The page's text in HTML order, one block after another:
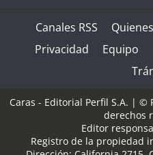
Canales RSS
Privacidad
Equipo
Caras - Editorial Perfil S.A. | ©
derechos
Editor
Registro de la propiedad